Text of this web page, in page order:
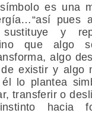
es una
pues
y
que algo
algo
existir y algo
lo plantea
transferir o
hacia